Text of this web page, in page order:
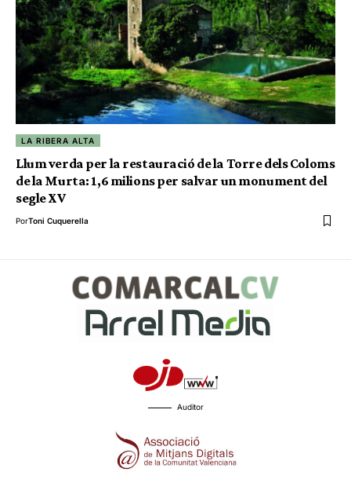
LA RIBERA ALTA
Llum verda per la restauració de la Torre dels Coloms
de la Murta: 1,6 milions per salvar un monument del
segle XV
PorToni Cuquerella
Auditor